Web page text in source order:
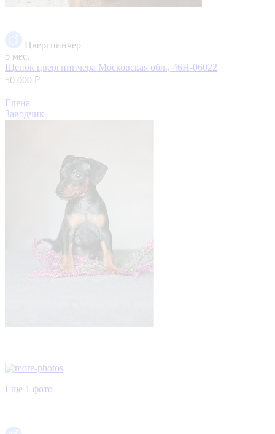
Цвергпинчер
5 мес.
Щенок цвергпинчера Московская обл., 46Н-06022
50 000 ₽
Елена
Заводчик
Еще 1 фото